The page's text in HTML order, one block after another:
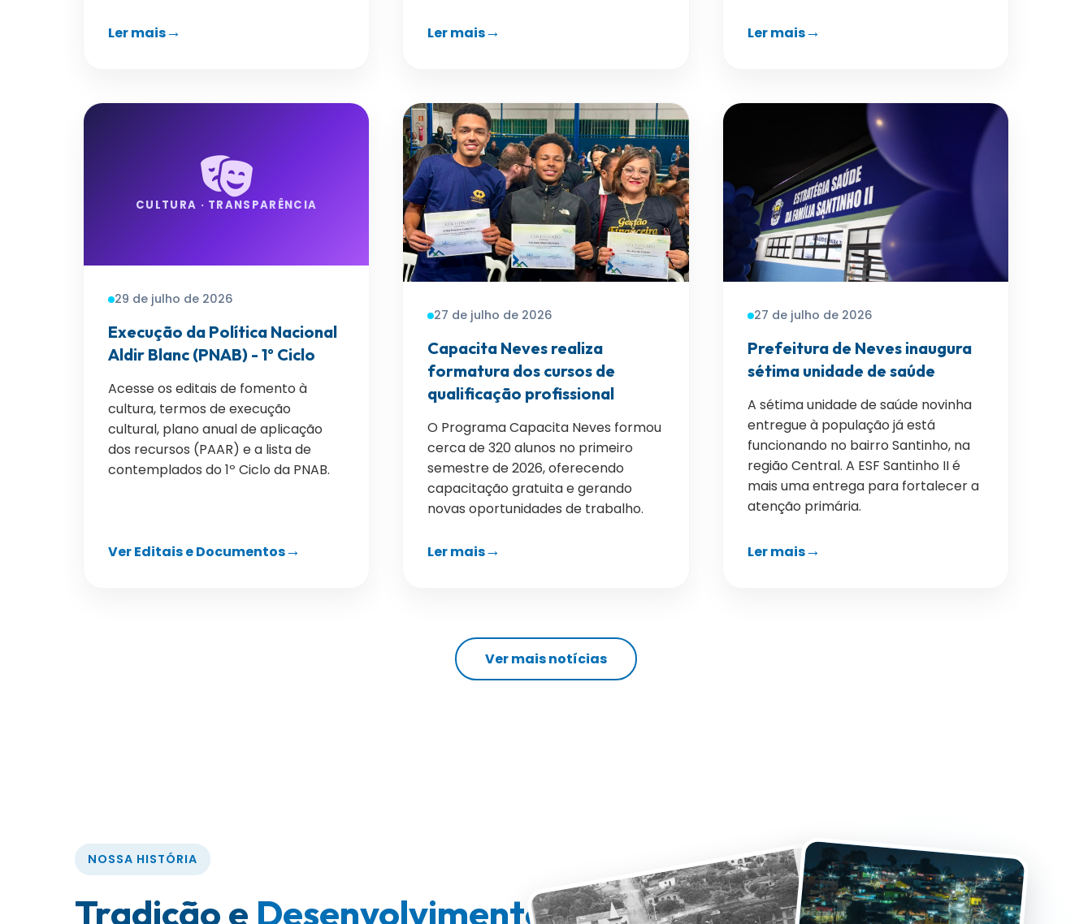
Ler mais Ler mais Ler mais
CULTURA · TRANSPARÊNCIA
29 de julho de 2026
Execução da Política Nacional
Aldir Blanc (PNAB) - 1º Ciclo
Acesse os editais de fomento à
cultura, termos de execução
cultural, plano anual de aplicação
dos recursos (PAAR) e a lista de
contemplados do 1º Ciclo da PNAB.
Ver Editais e Documentos
27 de julho de 2026
Capacita Neves realiza
formatura dos cursos de
qualificação profissional
O Programa Capacita Neves formou
cerca de 320 alunos no primeiro
semestre de 2026, oferecendo
capacitação gratuita e gerando
novas oportunidades de trabalho.
Ler mais
27 de julho de 2026
Prefeitura de Neves inaugura
sétima unidade de saúde
A sétima unidade de saúde novinha
entregue à população já está
funcionando no bairro Santinho, na
região Central. A ESF Santinho II é
mais uma entrega para fortalecer a
atenção primária.
Ler mais
Ver mais notícias
NOSSA HISTÓRIA
Tradição e Desenvolvimento